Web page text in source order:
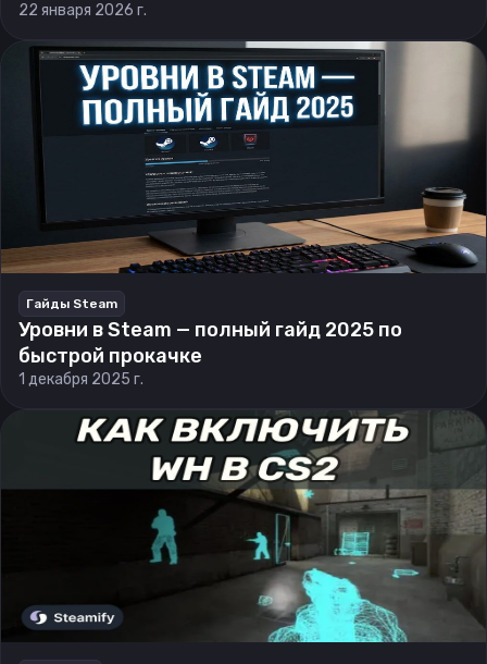
22 января 2026 г.
Гайды Steam
Уровни в Steam — полный гайд 2025 по
быстрой прокачке
1 декабря 2025 г.